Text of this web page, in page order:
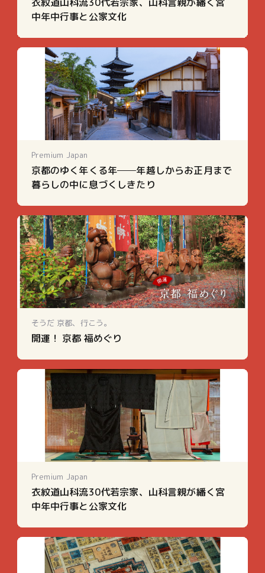
中年中行事と公家文化
Premium Japan
京都のゆく年くる年──年越しからお正月まで
暮らしの中に息づくしきたり
そうだ 京都、行こう。
開運！ 京都 福めぐり
Premium Japan
衣紋道山科流30代若宗家、山科言親が繙く宮
中年中行事と公家文化